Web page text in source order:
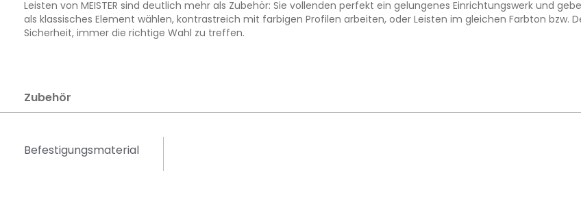
Leisten von MEISTER sind deutlich mehr als Zubehör: Sie vollenden perfekt ein gelungenes Einrichtungswerk und
als klassisches Element wählen, kontrastreich mit farbigen Profilen arbeiten, oder Leisten im gleichen Farbton bzw.
Sicherheit, immer die richtige Wahl zu treffen.
Zubehör
Befestigungsmaterial